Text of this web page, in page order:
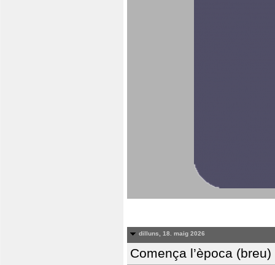
dilluns, 18. maig 2026
Comença l’època